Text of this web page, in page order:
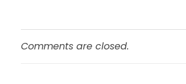
Comments are closed.